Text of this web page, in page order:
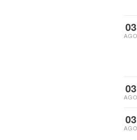
03
AGO
03
AGO
03
AGO